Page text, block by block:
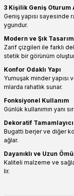
3 Kişilik Geniş Oturum
Geniş yapısı sayesinde
ygundur.
Modern ve Şık Tasarım
Zarif çizgileri ile farklı
stetik bir görünüm
Konfor Odaklı Yapı
Yumuşak minder yapısı
mlarda rahatlık sunar.
Fonksiyonel Kullanım
Günlük kullanımın yanı
Dekoratif Tamamlayıcı
Bugatti berjer ve diğer
ağlar.
Dayanıklı ve Uzun
Kaliteli malzeme ve
lir.